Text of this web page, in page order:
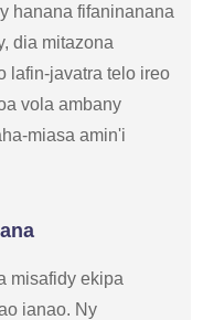
hanana fifaninanana
dia mitazona
lafin-javatra telo ireo
vola ambany
miasa amin'i
misafidy ekipa
ianao. Ny